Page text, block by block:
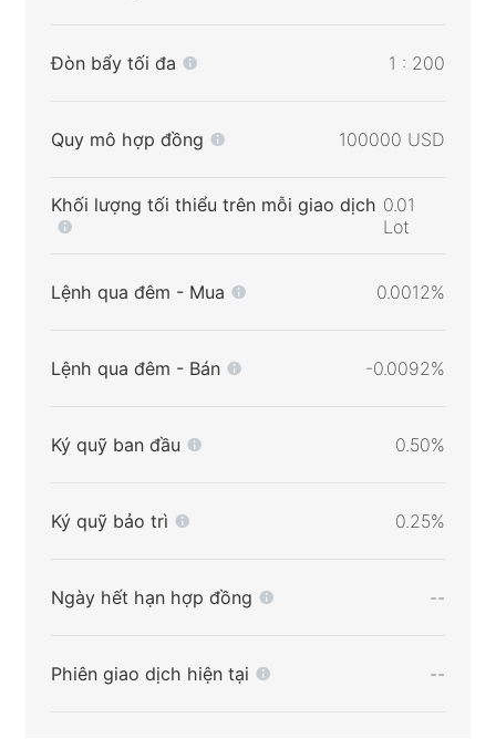
Đòn bẩy tối đa 1 : 200
Quy mô hợp đồng 100000 USD
Khối lượng tối thiểu trên mỗi giao dịch 0.01
Lot
Lệnh qua đêm - Mua 0.0012%
Lệnh qua đêm - Bán -0.0092%
Ký quỹ ban đầu 0.50%
Ký quỹ bảo trì 0.25%
Ngày hết hạn hợp đồng --
Phiên giao dịch hiện tại --